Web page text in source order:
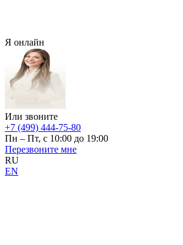
Я онлайн
Или звоните
+7 (499) 444-75-80
Пн – Пт, с 10:00 до 19:00
Перезвоните мне
RU
EN